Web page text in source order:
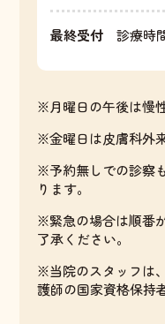
最終受付 診療時
※月曜日の午後は慢
※金曜日は皮膚科外
※予約無しでの診察
ります。
※緊急の場合は順番
了承ください。
※当院のスタッフは
護師の国家資格保持